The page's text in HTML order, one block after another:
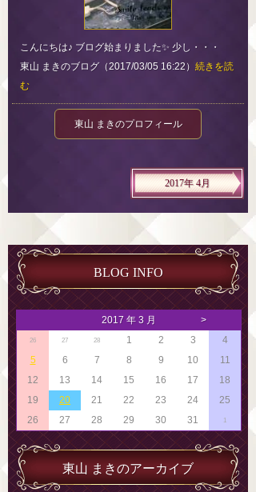
こんにちは♪ ブログ始まりました✨ 少し・・・
東山 まきのブログ（2017/03/05 16:22） 続きを読
む
東山 まきのプロフィール
2017年 4月
BLOG INFO
2017 年 3 月 >
26 27 28 1 2 3
4
5
6 7 8 9 10
11
12
13 14 15 16 17
18
19
20 21 22 23 24
25
26
27 28 29 30 31 1
東山 まきのアーカイブ